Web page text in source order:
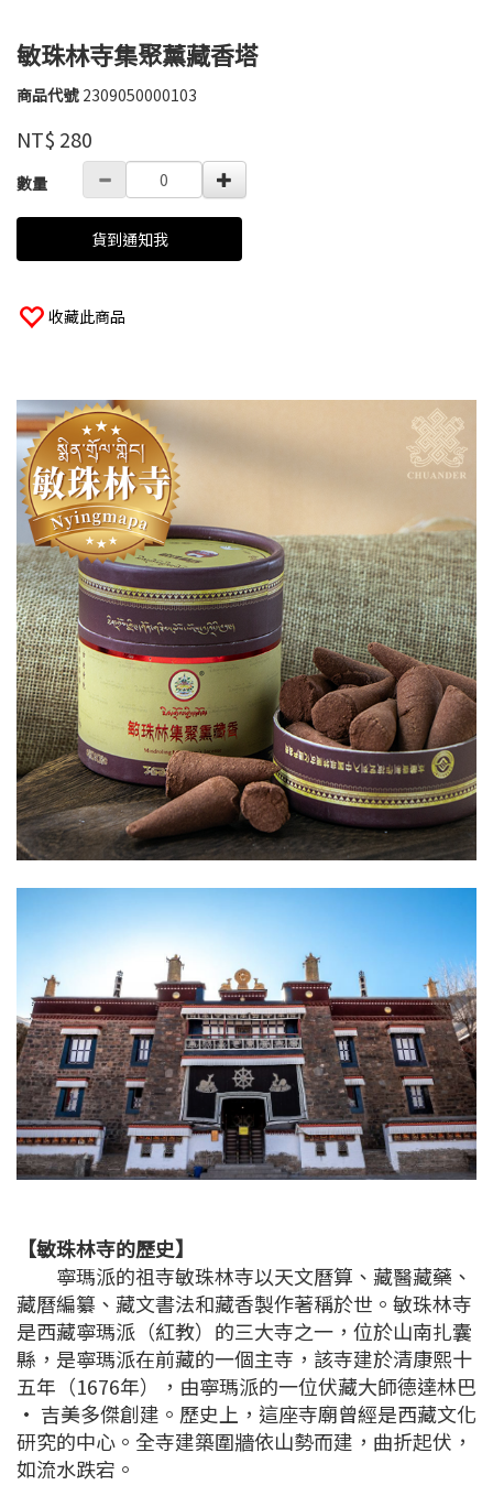
敏珠林寺集聚薰藏香塔
商品代號 2309050000103
2309050000103
品牌
高
婉
瑜
NT$ 280
GOODS000000000000004529501
數量
貨到通知我
收藏此商品
【敏珠林寺的歷史】
寧瑪派的祖寺敏珠林寺以天文曆算、藏醫藏藥、
藏曆編纂、藏文書法和藏香製作著稱於世。敏珠林寺
是西藏寧瑪派（紅教）的三大寺之一，位於山南扎囊
縣，是寧瑪派在前藏的一個主寺，該寺建於清康熙十
五年（1676年），由寧瑪派的一位伏藏大師德達林巴
· 吉美多傑創建。歷史上，這座寺廟曾經是西藏文化
研究的中心。全寺建築圍牆依山勢而建，曲折起伏，
如流水跌宕。